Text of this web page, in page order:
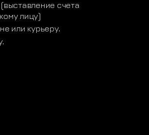
счета
лицу)
или курьеру.